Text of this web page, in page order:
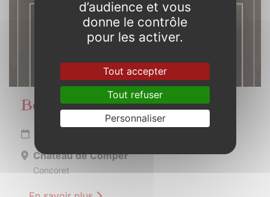
Beltaine en Brocéliande
Château de Comper
Concoret
d’audience et vous
donne le contrôle
pour les activer.
Tout accepter
Tout refuser
Personnaliser